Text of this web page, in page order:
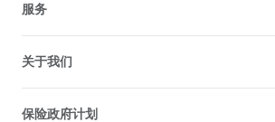
服务
关于我们
保险政府计划